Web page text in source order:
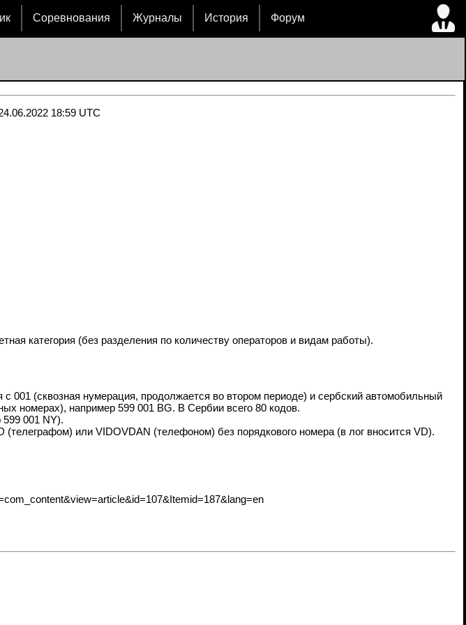
Соревнования Журналы История Форум
18:59 UTC
категория (без разделения по количеству операторов и видам работы).
001 (сквозная нумерация, продолжается во втором периоде) и сербский автомобильный
номерах), например 599 001 BG. В Сербии всего 80 кодов.
001 NY).
или VIDOVDAN (телефоном) без порядкового номера (в лог вносится VD).